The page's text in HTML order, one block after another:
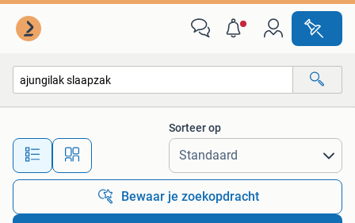
Alle afstanden…
Sorteer op
Bewaar je zoekopdracht